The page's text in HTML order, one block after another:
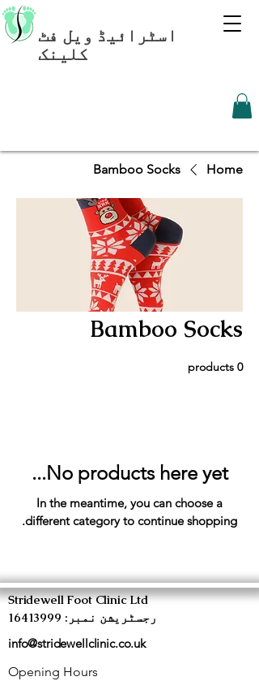
اسٹرائیڈ ویل فٹ
کلینک
Home
Bamboo Socks
Bamboo Socks
0 products
No products here yet...
In the meantime, you can choose a
different category to continue shopping.
Stridewell Foot Clinic Ltd
رجسٹریشن نمبر: 16413999
info@stridewellclinic.co.uk
Opening Hours